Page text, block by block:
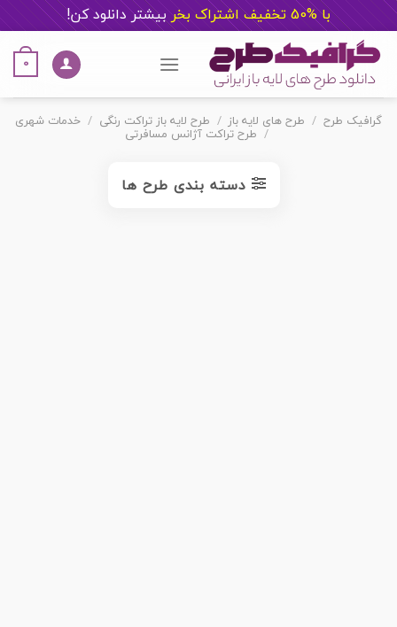
با %50 تخفیف اشتراک بخر بیشتر دانلود کن!
content
0
گرافیک طرح / طرح های لایه باز / طرح لایه باز تراکت رنگی / خدمات شهری
/ طرح تراکت آژانس مسافرتی
دسته بندی طرح ها